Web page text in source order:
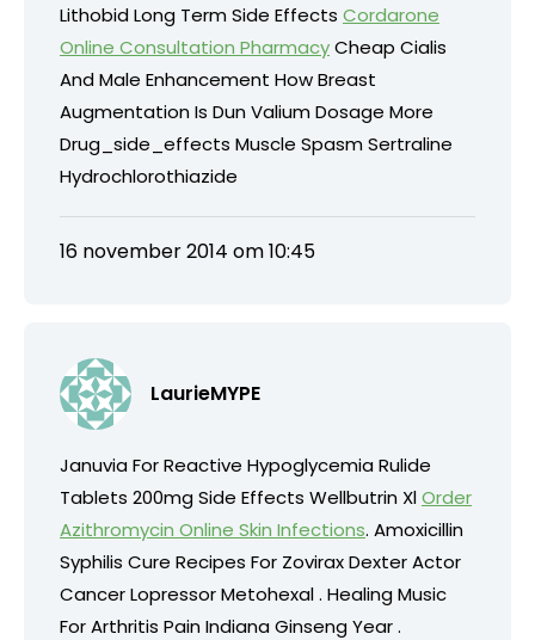
Lithobid Long Term Side Effects Cordarone
Online Consultation PharmacyCheap Cialis
And Male Enhancement How Breast
Augmentation Is Dun Valium Dosage More
Drug_side_effects Muscle Spasm Sertraline
Hydrochlorothiazide
16 november 2014 om 10:45
LaurieMYPE
Januvia For Reactive Hypoglycemia Rulide
Tablets 200mg Side Effects Wellbutrin XlOrder
Azithromycin Online Skin Infections. Amoxicillin
Syphilis Cure Recipes For Zovirax Dexter Actor
Cancer Lopressor Metohexal . Healing Music
For Arthritis Pain Indiana Ginseng Year .